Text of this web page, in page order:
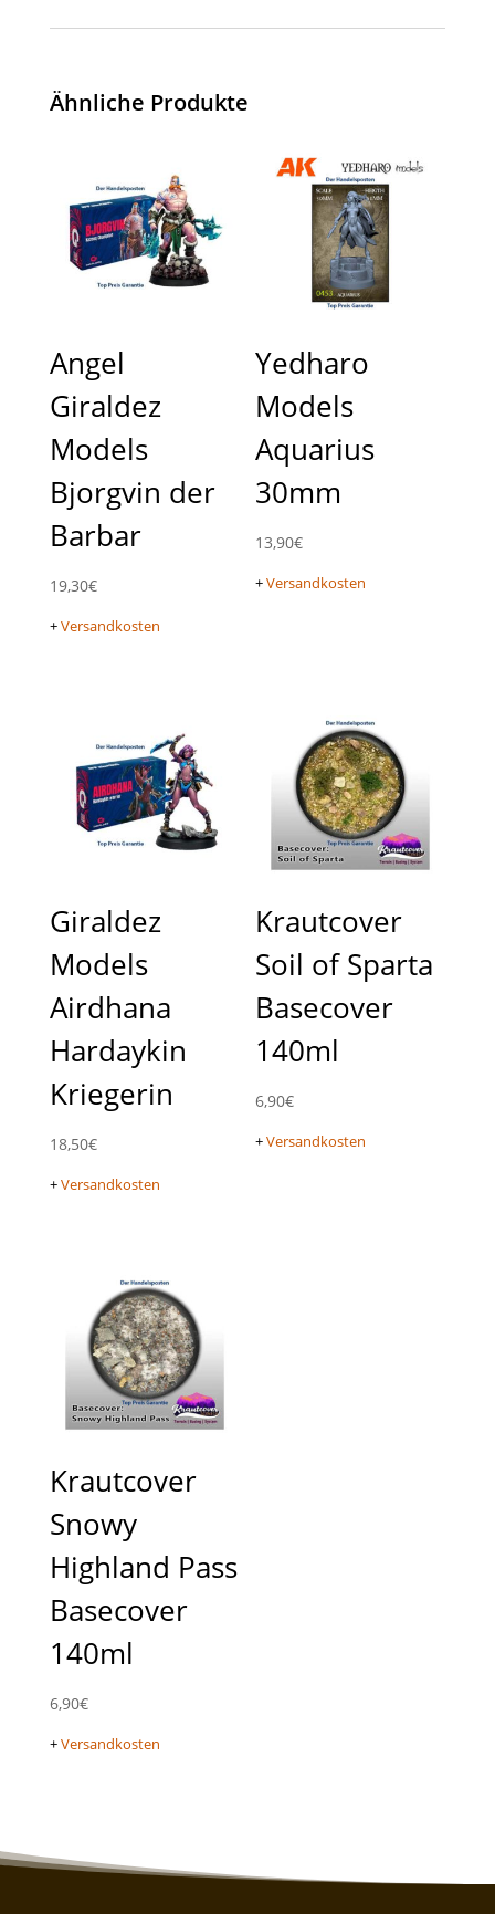
Ähnliche Produkte
Angel
Giraldez
Models
Bjorgvin der
Barbar
19,30€
+Versandkosten
Yedharo
Models
Aquarius
30mm
13,90€
+Versandkosten
Giraldez
Models
Airdhana
Hardaykin
Kriegerin
18,50€
+Versandkosten
Krautcover
Soil of Sparta
Basecover
140ml
6,90€
+Versandkosten
Krautcover
Snowy
Highland Pass
Basecover
140ml
6,90€
+Versandkosten